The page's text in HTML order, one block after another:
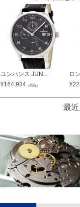
ユンハンス JUN...
¥164,934 （税込）
ロ
¥
最